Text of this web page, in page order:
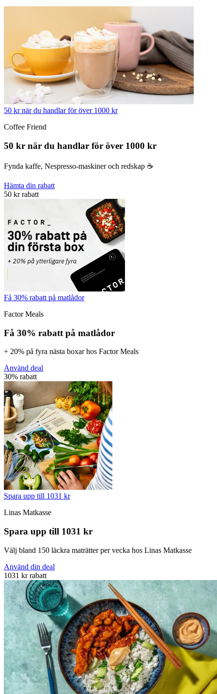
50 kr när du handlar för över 1000 kr
Coffee Friend
50 kr när du handlar för över 1000 kr
Fynda kaffe, Nespresso-maskiner och redskap ☕️
Hämta din rabatt
50 kr rabatt
Få 30% rabatt på matlådor
Factor Meals
Få 30% rabatt på matlådor
+ 20% på fyra nästa boxar hos Factor Meals
Använd deal
30% rabatt
Spara upp till 1031 kr
Linas Matkasse
Spara upp till 1031 kr
Välj bland 150 läckra maträtter per vecka hos Linas Matkasse
Använd din deal
1031 kr rabatt